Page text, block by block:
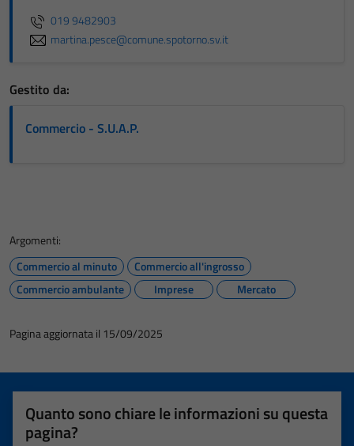
019 9482903
martina.pesce@comune.spotorno.sv.it
Gestito da:
Commercio - S.U.A.P.
Argomenti:
Commercio al minuto
Commercio all'ingrosso
Commercio ambulante
Imprese Mercato
Pagina aggiornata il 15/09/2025
Quanto sono chiare le informazioni su questa
pagina?
Questi cookie